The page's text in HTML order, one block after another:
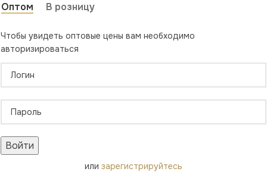
Оптом В розницу
Чтобы увидеть оптовые цены вам необходимо
авторизироваться
Войти
или зарегистрируйтесь